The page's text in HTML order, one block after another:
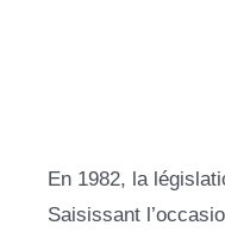
En 1982, la
Saisissant